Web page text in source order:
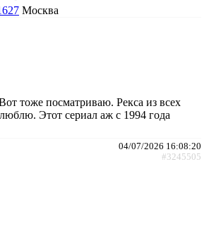
Москва
тоже посматриваю. Рекса из всех
Этот сериал аж с 1994 года
04/07/2026 16:08:20
#3245505